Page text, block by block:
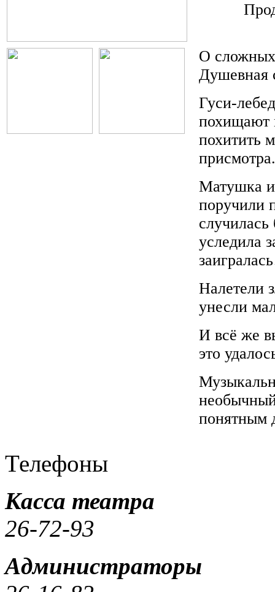
О
Душевная
Гуси-
похищают
похитить
присмотра.
Матушка и
поручили
уследила
Налетели
унесли
И всё же
это
понятным
Телефоны
Касса театра
26-72-93
Администраторы